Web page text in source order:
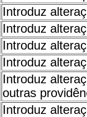
Introduz
Introduz
Introduz
Introduz
Introduz
outras
Introduz